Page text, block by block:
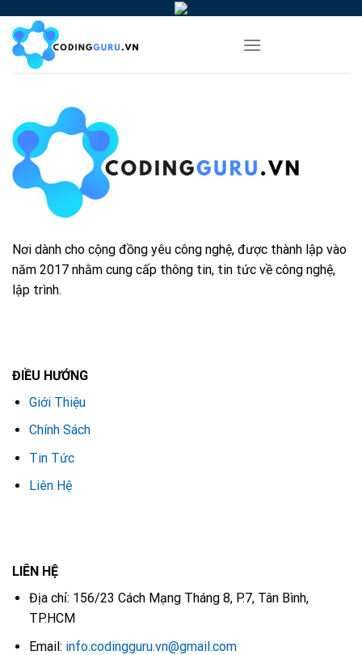
content
Nơi dành cho cộng đồng yêu công nghệ, được thành lập vào
năm 2017 nhằm cung cấp thông tin, tin tức về công nghệ,
lập trình.
ĐIỀU HƯỚNG
Giới Thiệu
Chính Sách
Tin Tức
Liên Hệ
LIÊN HỆ
Địa chỉ: 156/23 Cách Mạng Tháng 8, P.7, Tân Bình,
TP.HCM
Email: info.codingguru.vn@gmail.com